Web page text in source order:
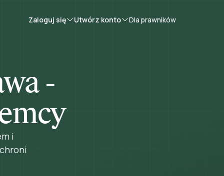
Zaloguj się Utwórz konto Dla prawników
-
i